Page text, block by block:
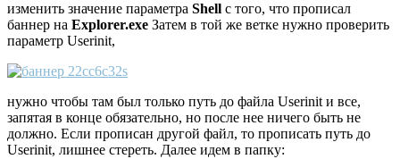
изменить значение параметра Shell с того, что прописал
баннер на Explorer.exe Затем в той же ветке нужно проверить
параметр Userinit,
нужно чтобы там был только путь до файла Userinit и все,
запятая в конце обязательно, но после нее ничего быть не
должно. Если прописан другой файл, то прописать путь до
Userinit, лишнее стереть. Далее идем в папку: